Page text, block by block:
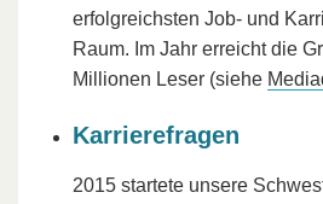
erfolgreichsten Job- und
Raum. Im Jahr erreicht die
Millionen Leser (siehe
Karrierefragen
2015 startete unsere